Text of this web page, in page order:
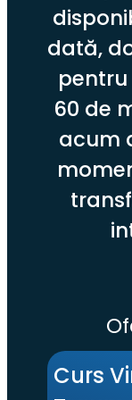
dată,
60 de
acum
Curs